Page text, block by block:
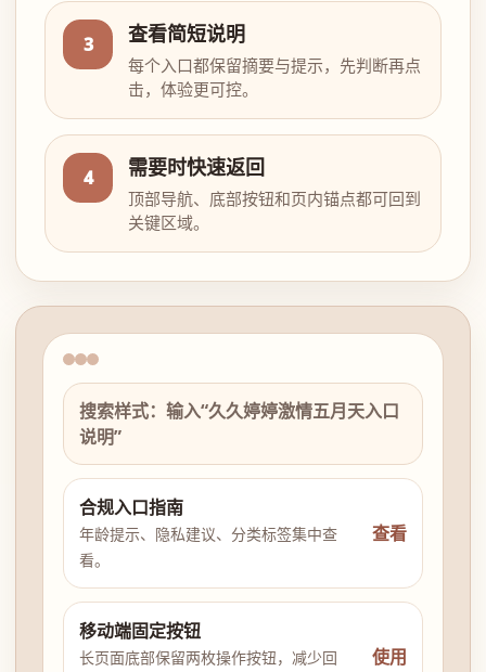
3 查看简短说明
每个入口都保留摘要与提示，先判断再点
击，体验更可控。
4 需要时快速返回
顶部导航、底部按钮和页内锚点都可回到
关键区域。
搜索样式：输入“久久婷婷激情五月天入口
说明”
合规入口指南
年龄提示、隐私建议、分类标签集中查
看。
查看
移动端固定按钮
长页面底部保留两枚操作按钮，减少回
使用